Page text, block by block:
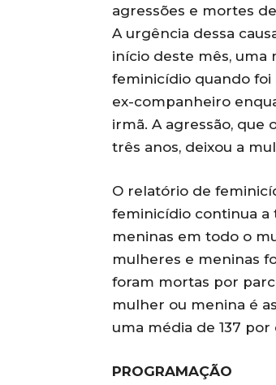
agressões e mortes
A urgência dessa
início deste mês, uma
feminicídio quando
ex-companheiro
irmã. A agressão,
três anos, deixou a
O relatório de
feminicídio continua a
meninas em todo o
mulheres e meninas
foram mortas por
mulher ou menina é
uma média de 137 por
PROGRAMAÇÃO